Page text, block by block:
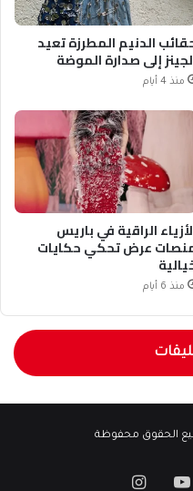
الدنيم المطرزة تعيد
إلى صدارة الموضة
منذ 4 أيام
الراقية في باريس
عرض تحكي حكايات
منذ 6 أيام
يوتيوبانستقرام